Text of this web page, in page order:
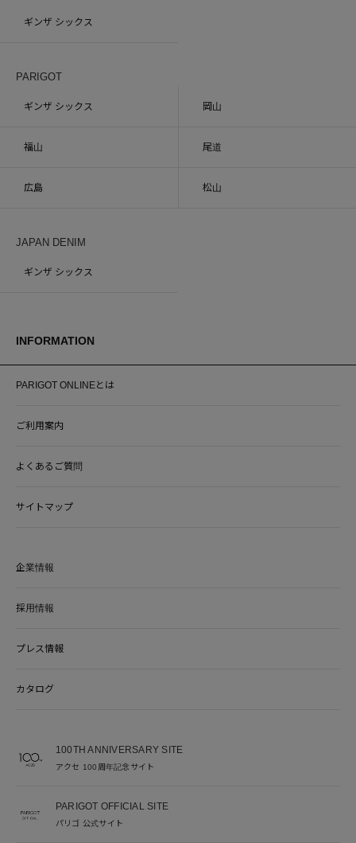
ギンザ シックス
PARIGOT
ギンザ シックス 岡山
福山 尾道
広島 松山
JAPAN DENIM
ギンザ シックス
INFORMATION
PARIGOT ONLINEとは
ご利用案内
よくあるご質問
サイトマップ
企業情報
採用情報
プレス情報
カタログ
100TH ANNIVERSARY SITE
アクセ 100周年記念サイト
PARIGOT OFFICIAL SITE
パリゴ 公式サイト